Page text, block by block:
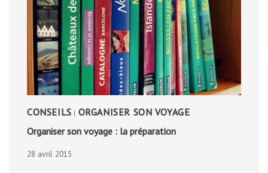
CONSEILS | ORGANISER SON VOYAGE
Organiser son voyage : la préparation
28 avril 2015